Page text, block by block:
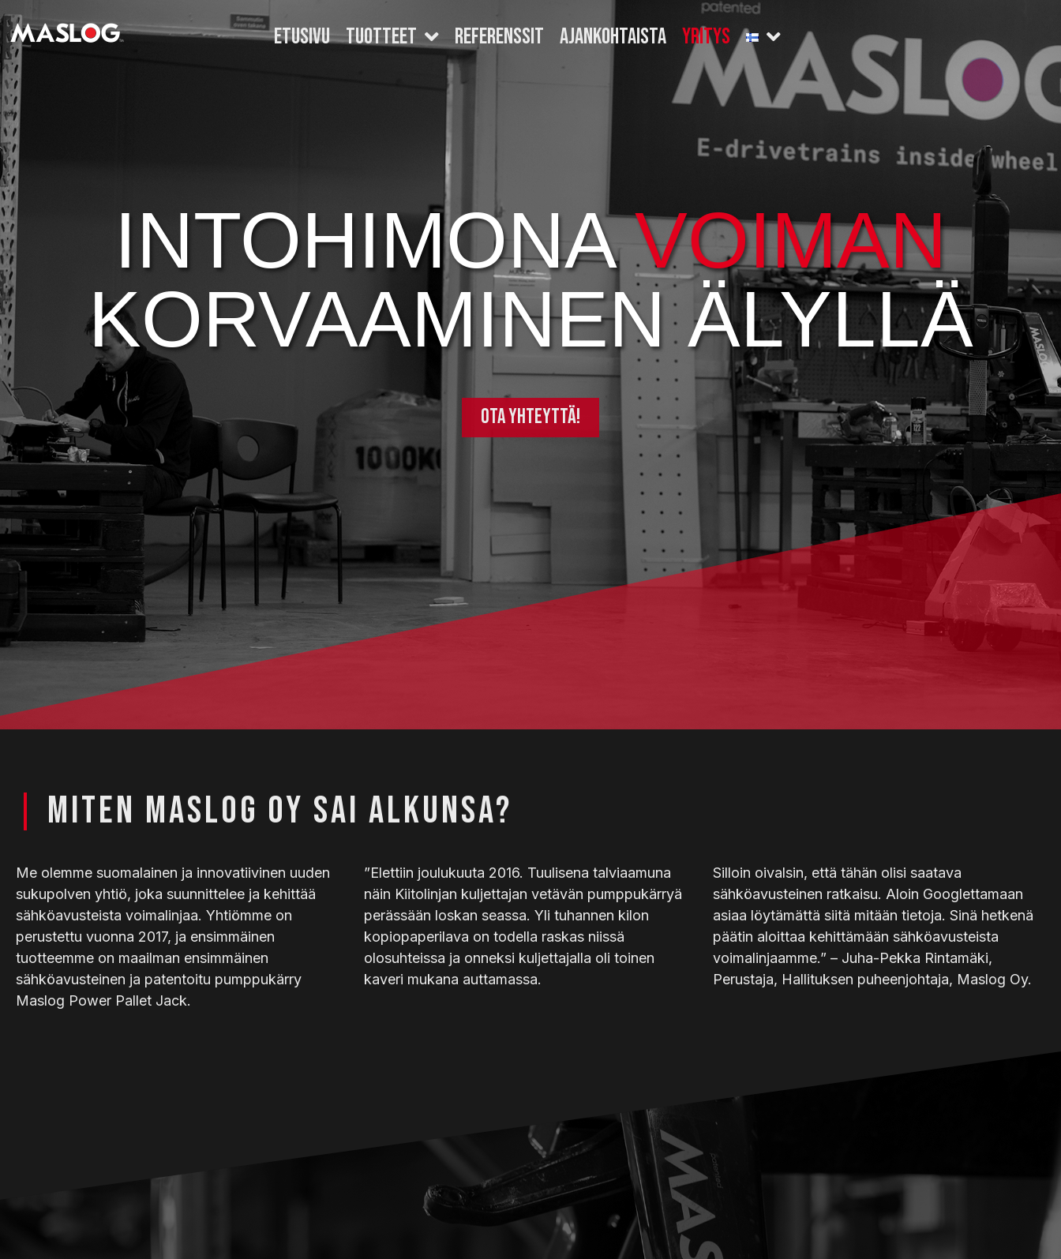
ETUSIVU TUOTTEET REFERENSSIT AJANKOHTAISTA YRITYS
INTOHIMONAVOIMAN
KORVAAMINEN ÄLYLLÄ
Ota yhteyttä!
MITEN MASLOG OY SAI ALKUNSA?
Me olemme suomalainen ja innovatiivinen uuden
sukupolven yhtiö, joka suunnittelee ja kehittää
sähköavusteista voimalinjaa. Yhtiömme on
perustettu vuonna 2017, ja ensimmäinen
tuotteemme on maailman ensimmäinen
sähköavusteinen ja patentoitu pumppukärry
Maslog Power Pallet Jack.
”Elettiin joulukuuta 2016. Tuulisena talviaamuna
näin Kiitolinjan kuljettajan vetävän pumppukärryä
perässään loskan seassa. Yli tuhannen kilon
kopiopaperilava on todella raskas niissä
olosuhteissa ja onneksi kuljettajalla oli toinen
kaveri mukana auttamassa.
Silloin oivalsin, että tähän olisi saatava
sähköavusteinen ratkaisu. Aloin Googlettamaan
asiaa löytämättä siitä mitään tietoja. Sinä hetkenä
päätin aloittaa kehittämään sähköavusteista
voimalinjaamme.” – Juha-Pekka Rintamäki,
Perustaja, Hallituksen puheenjohtaja, Maslog Oy.